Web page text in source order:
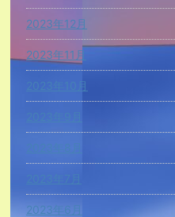
2023年12月
2023年11月
2023年10月
2023年6月